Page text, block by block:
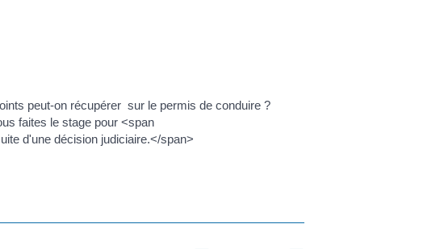
peut-on récupérer sur le permis de conduire ?
faites le stage pour <span
d'une décision judiciaire.</span>